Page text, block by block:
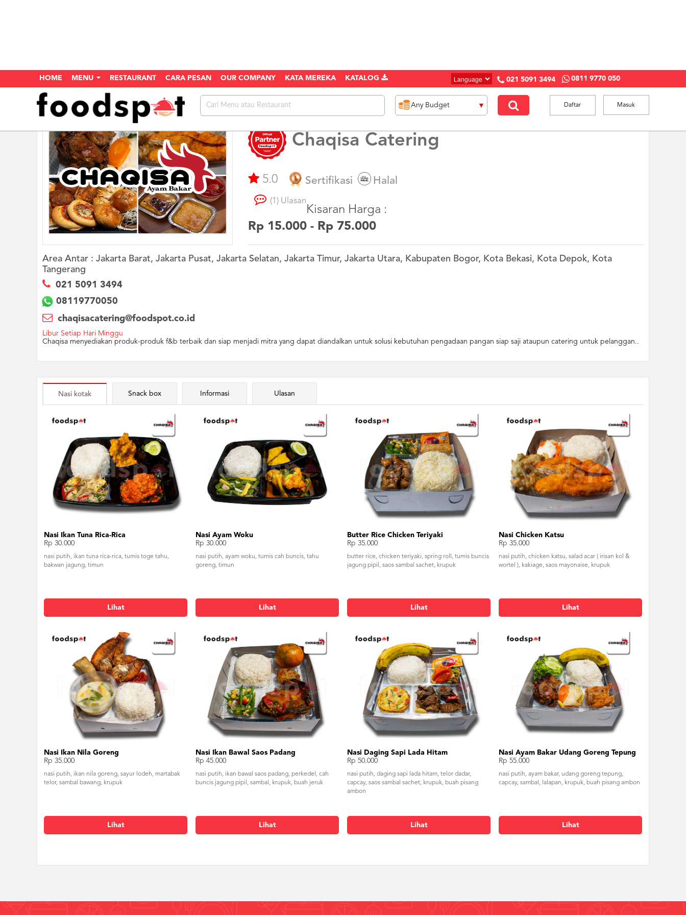
HOME MENU RESTAURANT CARA PESAN OUR COMPANY KATA MEREKA KATALOG 021 5091 3494 0811 9770 050
Masuk
Daftar
Home Restaurant Chaqisa Catering
Chaqisa Catering
5.0 Sertifikasi Halal
(1) Ulasan
Kisaran Harga :
Rp 15.000 - Rp 75.000
Area Antar : Jakarta Barat, Jakarta Pusat, Jakarta Selatan, Jakarta Timur, Jakarta Utara, Kabupaten Bogor, Kota Bekasi, Kota Depok, Kota
Tangerang
021 5091 3494
08119770050
chaqisacatering@foodspot.co.id
Libur Setiap Hari Minggu
Chaqisa menyediakan produk-produk f&b terbaik dan siap menjadi mitra yang dapat diandalkan untuk solusi kebutuhan pengadaan pangan siap saji ataupun catering untuk pelanggan..
Nasi kotak Snack box Informasi Ulasan
Nasi Ikan Tuna Rica-Rica
Rp 30.000
nasi putih, ikan tuna rica-rica, tumis toge tahu,
bakwan jagung, timun
Lihat
Nasi Ayam Woku
Rp 30.000
nasi putih, ayam woku, tumis cah buncis, tahu
goreng, timun
Lihat
Butter Rice Chicken Teriyaki
Rp 35.000
butter rice, chicken teriyaki, spring roll, tumis buncis
jagung pipil, saos sambal sachet, krupuk
Lihat
Nasi Chicken Katsu
Rp 35.000
nasi putih, chicken katsu, salad acar ( irisan kol &
wortel ), kakiage, saos mayonaise, krupuk
Lihat
Nasi Ikan Nila Goreng
Rp 35.000
nasi putih, ikan nila goreng, sayur lodeh, martabak
telor, sambal bawang, krupuk
Lihat
Nasi Ikan Bawal Saos Padang
Rp 45.000
nasi putih, ikan bawal saos padang, perkedel, cah
buncis jagung pipil, sambal, krupuk, buah jeruk
Lihat
Nasi Daging Sapi Lada Hitam
Rp 50.000
nasi putih, daging sapi lada hitam, telor dadar,
capcay, saos sambal sachet, krupuk, buah pisang
ambon
Lihat
Nasi Ayam Bakar Udang Goreng Tepung
Rp 55.000
nasi putih, ayam bakar, udang goreng tepung,
capcay, sambal, lalapan, krupuk, buah pisang ambon
Lihat